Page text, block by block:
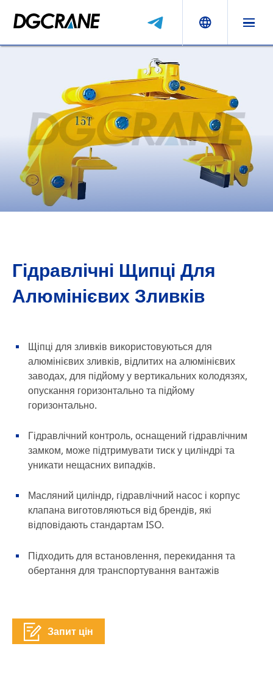
Гідравлічні Щипці Для
Алюмінієвих Зливків
Щіпці для зливків використовуються для
алюмінієвих зливків, відлитих на алюмінієвих
заводах, для підйому у вертикальних колодязях,
опускання горизонтально та підйому
горизонтально.
Гідравлічний контроль, оснащений гідравлічним
замком, може підтримувати тиск у циліндрі та
уникати нещасних випадків.
Масляний циліндр, гідравлічний насос і корпус
клапана виготовляються від брендів, які
відповідають стандартам ISO.
Підходить для встановлення, перекидання та
обертання для транспортування вантажів
Запит цін